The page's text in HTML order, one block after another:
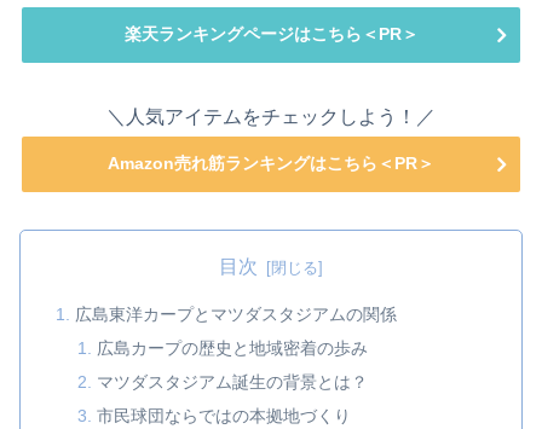
楽天ランキングページはこちら＜PR＞
＼人気アイテムをチェックしよう！／
Amazon売れ筋ランキングはこちら＜PR＞
目次
広島東洋カープとマツダスタジアムの関係
広島カープの歴史と地域密着の歩み
マツダスタジアム誕生の背景とは？
市民球団ならではの本拠地づくり